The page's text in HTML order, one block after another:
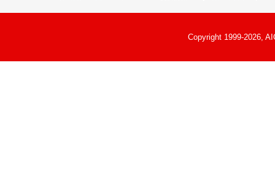
Copyright 1999-2026,